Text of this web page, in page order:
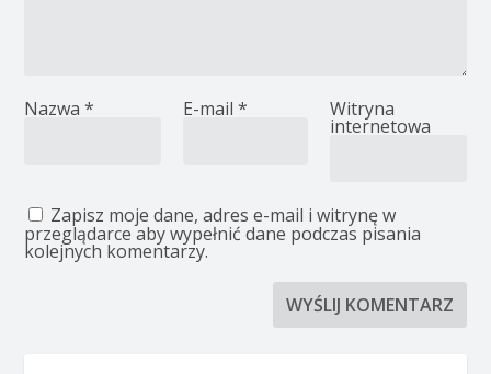
Nazwa* E-mail * Witryna
internetowa
Zapisz moje dane, adres e-mail i witrynę w
przeglądarce aby wypełnić dane podczas pisania
kolejnych komentarzy.